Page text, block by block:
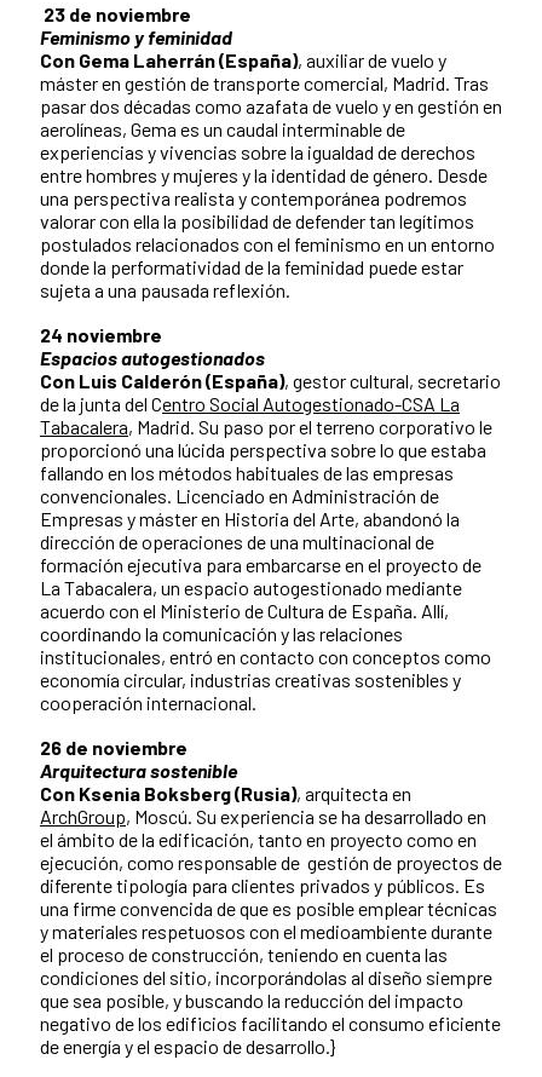
23 de noviembre
Feminismo y feminidad
Con Gema Laherrán (España), auxiliar de vuelo y
máster en gestión de transporte comercial, Madrid. Tras
pasar dos décadas como azafata de vuelo y en gestión en
aerolíneas, Gema es un caudal interminable de
experiencias y vivencias sobre la igualdad de derechos
entre hombres y mujeres y la identidad de género. Desde
una perspectiva realista y contemporánea podremos
valorar con ella la posibilidad de defender tan legítimos
postulados relacionados con el feminismo en un entorno
donde la performatividad de la feminidad puede estar
sujeta a una pausada reflexión.
24 noviembre
Espacios autogestionados
Con Luis Calderón (España), gestor cultural, secretario
de la junta del Centro Social Autogestionado-CSA La
Tabacalera, Madrid. Su paso por el terreno corporativo le
proporcionó una lúcida perspectiva sobre lo que estaba
fallando en los métodos habituales de las empresas
convencionales. Licenciado en Administración de
Empresas y máster en Historia del Arte, abandonó la
dirección de operaciones de una multinacional de
formación ejecutiva para embarcarse en el proyecto de
La Tabacalera, un espacio autogestionado mediante
acuerdo con el Ministerio de Cultura de España. Allí,
coordinando la comunicación y las relaciones
institucionales, entró en contacto con conceptos como
economía circular, industrias creativas sostenibles y
cooperación internacional.
26 de noviembre
Arquitectura sostenible
Con Ksenia Boksberg (Rusia), arquitecta en
ArchGroup, Moscú. Su experiencia se ha desarrollado en
el ámbito de la edificación, tanto en proyecto como en
ejecución, como responsable de gestión de proyectos de
diferente tipología para clientes privados y públicos. Es
una firme convencida de que es posible emplear técnicas
y materiales respetuosos con el medioambiente durante
el proceso de construcción, teniendo en cuenta las
condiciones del sitio, incorporándolas al diseño siempre
que sea posible, y buscando la reducción del impacto
negativo de los edificios facilitando el consumo eficiente
de energía y el espacio de desarrollo.}